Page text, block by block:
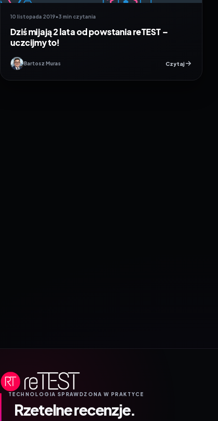
10 listopada 2019•3 min czytania
Dziś mijają 2 lata od powstania reTEST –
uczcijmy to!
Bartosz Muras Czytaj
TECHNOLOGIA SPRAWDZONA W PRAKTYCE
Rzetelne recenzje.